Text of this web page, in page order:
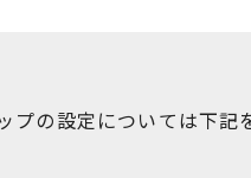
プの設定については下記